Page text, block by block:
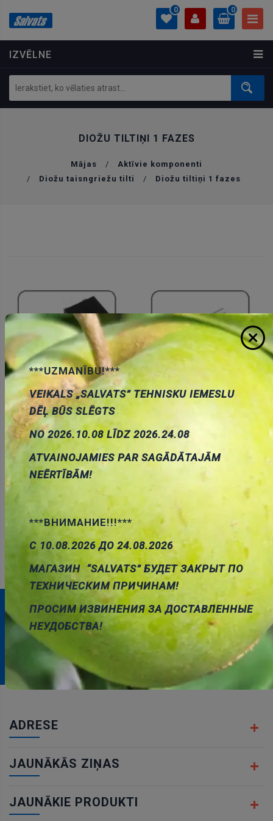
IZVĒLNE
0
PROFILS
Ielogoties
Izveidot kontu
0
0.00 €
DIOŽU TILTIŅI 1 FAZES
Mājas /
Aktīvie komponenti
/
Diožu taisngriežu tilti / Diožu tiltiņi 1 fazes
Diodes tiltiņi SMD/THT Diodes tiltiņi apaļi
Diodes tiltiņi kvadrātveida Diodes tiltiņi plakani
ABONĒJIET MŪSU BIĻETENU
Abonēt
ADRESE
JAUNĀKĀS ZIŅAS
JAUNĀKIE PRODUKTI
***UZMANĪBU!***
VEIKALS „SALVATS” TEHNISKU IEMESLU
DĒĻ BŪS SLĒGTS
NO 2026.10.08 LĪDZ 2026.24.08
ATVAINOJAMIES PAR SAGĀDĀTAJĀM
NEĒRTĪBĀM!
***ВНИМАНИЕ!!!***
С 10.08.2026 ДО 24.08.2026
МАГАЗИН “SALVATS” БУДЕТ ЗАКРЫТ ПО
ТЕХНИЧЕСКИМ ПРИЧИНАМ!
ПРОСИМ ИЗВИНЕНИЯ ЗА ДОСТАВЛЕННЫЕ
НЕУДОБСТВА!